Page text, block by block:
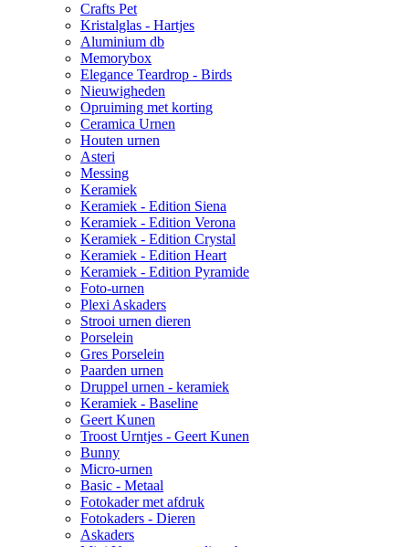
Crafts Pet
Kristalglas - Hartjes
Aluminium db
Memorybox
Elegance Teardrop - Birds
Nieuwigheden
Opruiming met korting
Ceramica Urnen
Houten urnen
Asteri
Messing
Keramiek
Keramiek - Edition Siena
Keramiek - Edition Verona
Keramiek - Edition Crystal
Keramiek - Edition Heart
Keramiek - Edition Pyramide
Foto-urnen
Plexi Askaders
Strooi urnen dieren
Porselein
Gres Porselein
Paarden urnen
Druppel urnen - keramiek
Keramiek - Baseline
Geert Kunen
Troost Urntjes - Geert Kunen
Bunny
Micro-urnen
Basic - Metaal
Fotokader met afdruk
Fotokaders - Dieren
Askaders